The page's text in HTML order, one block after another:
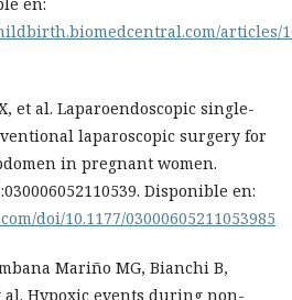
articles/
et al. Laparoendoscopic single-
laparoscopic surgery for
in pregnant women.
Disponible en:
doi/10.1177/03000605211053985
Mariño MG, Bianchi B,
al. Hypoxic events during non-